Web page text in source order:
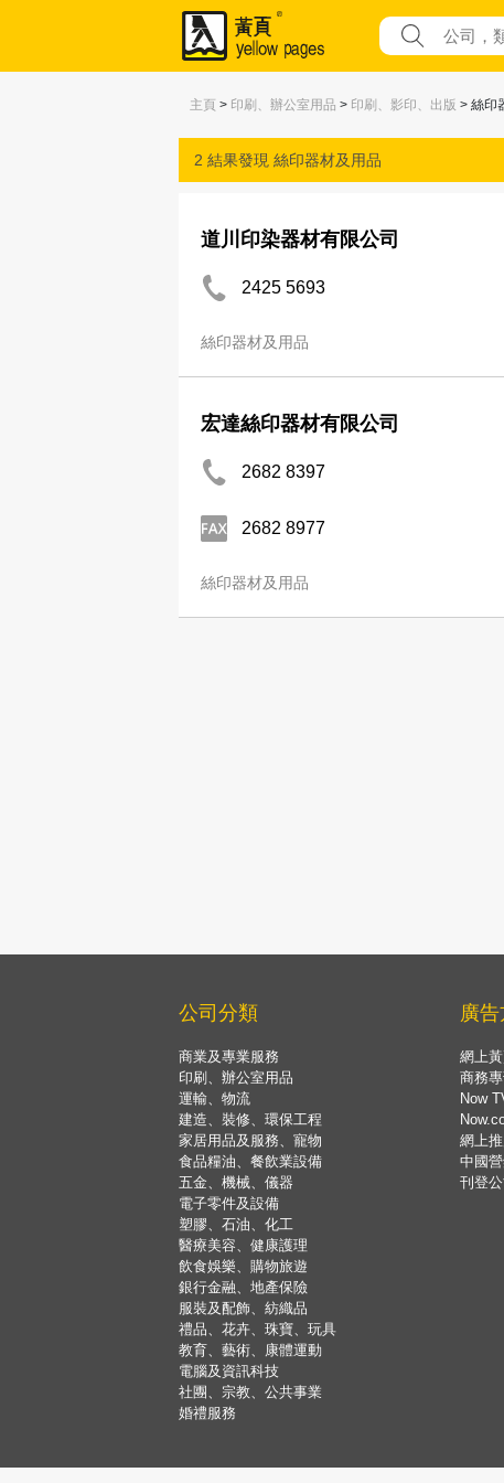
主頁 > 印刷、辦公室用品 > 印刷、影印、出版 > 絲印
2 結果發現 絲印器材及用品
道川印染器材有限公司
2425 5693
絲印器材及用品
宏達絲印器材有限公司
2682 8397
2682 8977
絲印器材及用品
公司分類
商業及專業服務
印刷、辦公室用品
運輸、物流
建造、裝修、環保工程
家居用品及服務、寵物
食品糧油、餐飲業設備
五金、機械、儀器
電子零件及設備
塑膠、石油、化工
醫療美容、健康護理
飲食娛樂、購物旅遊
銀行金融、地產保險
服裝及配飾、紡織品
禮品、花卉、珠寶、玩具
教育、藝術、康體運動
電腦及資訊科技
社團、宗教、公共事業
婚禮服務
廣
網上
商務專
Now
網上
中國
刊登